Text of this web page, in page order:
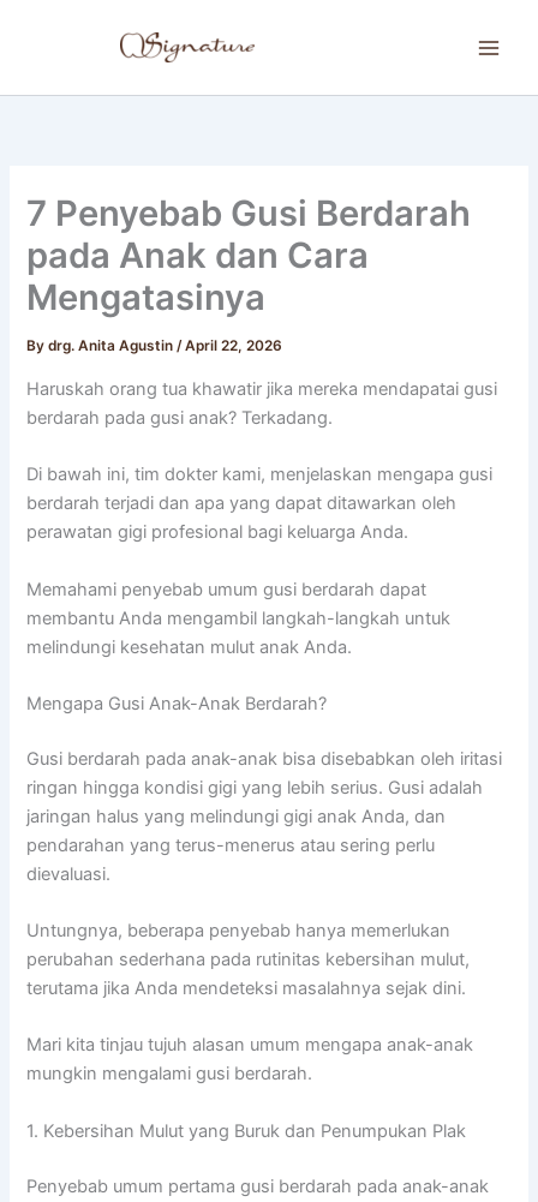
7 Penyebab Gusi Berdarah
pada Anak dan Cara
Mengatasinya
Bydrg. Anita Agustin/April 22, 2026
Haruskah orang tua khawatir jika mereka mendapatai gusi
berdarah pada gusi anak? Terkadang.
Di bawah ini, tim dokter kami, menjelaskan mengapa gusi
berdarah terjadi dan apa yang dapat ditawarkan oleh
perawatan gigi profesional bagi keluarga Anda.
Memahami penyebab umum gusi berdarah dapat
membantu Anda mengambil langkah-langkah untuk
melindungi kesehatan mulut anak Anda.
Mengapa Gusi Anak-Anak Berdarah?
Gusi berdarah pada anak-anak bisa disebabkan oleh iritasi
ringan hingga kondisi gigi yang lebih serius. Gusi adalah
jaringan halus yang melindungi gigi anak Anda, dan
pendarahan yang terus-menerus atau sering perlu
dievaluasi.
Untungnya, beberapa penyebab hanya memerlukan
perubahan sederhana pada rutinitas kebersihan mulut,
terutama jika Anda mendeteksi masalahnya sejak dini.
Mari kita tinjau tujuh alasan umum mengapa anak-anak
mungkin mengalami gusi berdarah.
1. Kebersihan Mulut yang Buruk dan Penumpukan Plak
Penyebab umum pertama gusi berdarah pada anak-anak